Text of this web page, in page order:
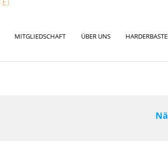
MITGLIEDSCHAFT ÜBER UNS